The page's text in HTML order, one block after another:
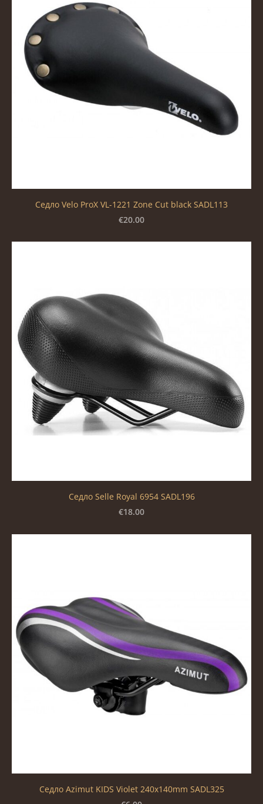
Седло Velo ProX VL-1221 Zone Cut black SADL113
€20.00
Седло Selle Royal 6954 SADL196
€18.00
Седло Azimut KIDS Violet 240x140mm SADL325